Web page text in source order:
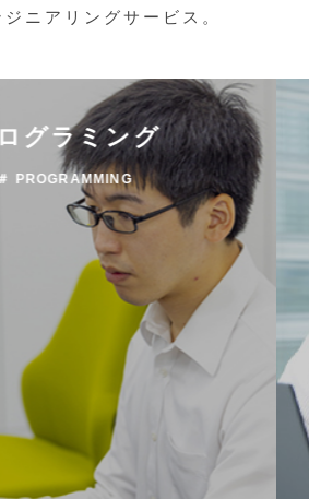
ニアリングサービス。
グラミング
＃ PROGRAMMING